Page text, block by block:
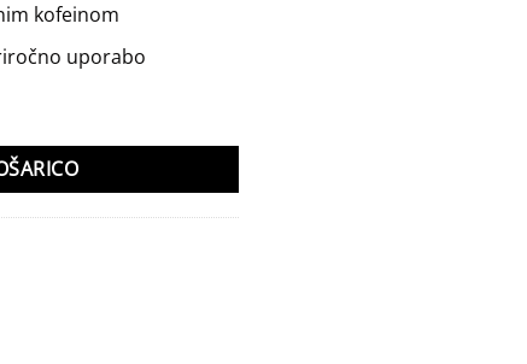
kofeinom
uporabo